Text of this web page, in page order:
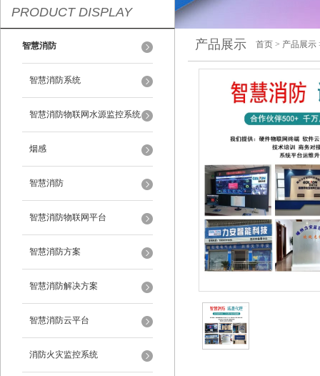
PRODUCT DISPLAY
智慧消防
智慧消防系统
智慧消防物联网水源监控系统
烟感
智慧消防
智慧消防物联网平台
智慧消防方案
智慧消防解决方案
智慧消防云平台
消防火灾监控系统
产品展示 首页 > 产品展示